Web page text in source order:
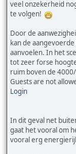
veel onzekerheid
te volgen!
Door de
kan de
aanvoelen. In het
tot zeer forse
ruim boven de
Guests are not
Login
In dit geval net
gaat het vooral om
vooral erg